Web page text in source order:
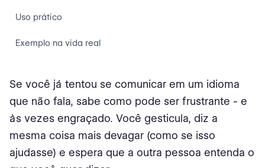
Uso prático
Exemplo na vida real
Tradução em tempo real com Microsoft (Smartphone)
3. DeepL Translate
Uso prático
Se você já tentou se comunicar em um idioma
que não fala, sabe como pode ser frustrante - e
às vezes engraçado. Você gesticula, diz a
mesma coisa mais devagar (como se isso
ajudasse) e espera que a outra pessoa entenda o